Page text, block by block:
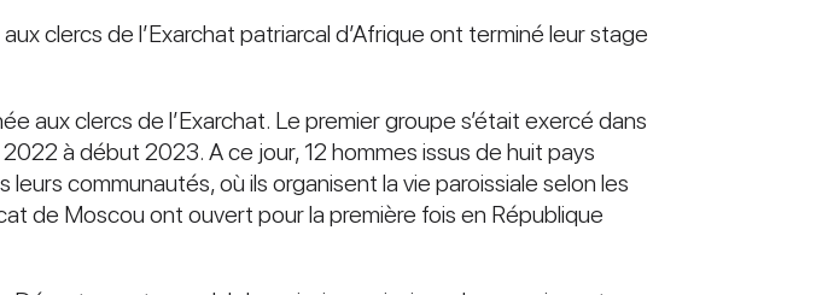
clercs de l’Exarchat patriarcal d’Afrique ont terminé leur stage
aux clercs de l’Exarchat. Le premier groupe s’était exercé dans
à début 2023. A ce jour, 12 hommes issus de huit pays
communautés, où ils organisent la vie paroissiale selon les
de Moscou ont ouvert pour la première fois en République